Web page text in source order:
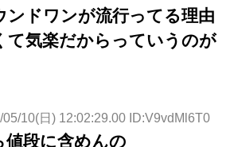
ンドワンが流行ってる理由
て気楽だからっていうのが
05/10(日) 12:02:29.00 ID:V9vdMl6T0
値段に含めんの